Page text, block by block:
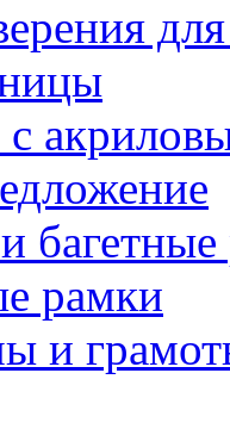
багетные
рамки
и